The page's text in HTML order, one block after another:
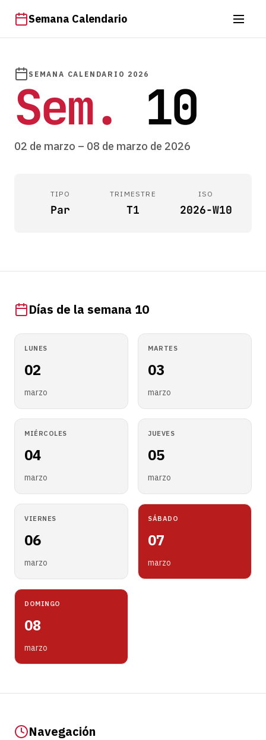
Semana Calendario
SEMANA CALENDARIO 2026
Sem. 10
02 de marzo – 08 de marzo de 2026
TIPO
Par
TRIMESTRE
T1
ISO
2026-W10
Días de la semana 10
LUNES
02
marzo
MARTES
03
marzo
MIÉRCOLES
04
marzo
JUEVES
05
marzo
VIERNES
06
marzo
SÁBADO
07
marzo
DOMINGO
08
marzo
Navegación